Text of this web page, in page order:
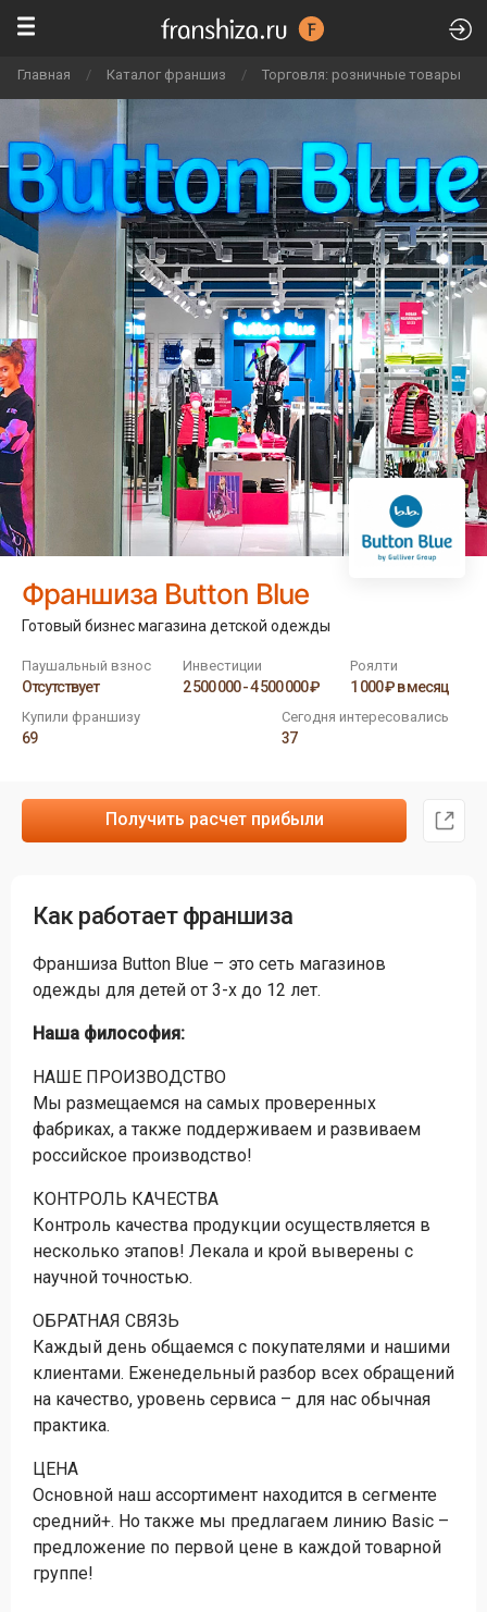
Главная / Каталог франшиз / Торговля: розничные товары
Франшиза Button Blue
Готовый бизнес магазина детской одежды
Паушальный взнос
Отсутствует
Инвестиции
2 500 000 - 4 500 000 ₽
Роялти
1 000 ₽ в месяц
Купили франшизу
69
Сегодня интересовались
37
Получить расчет прибыли
Как работает франшиза
Франшиза Button Blue – это сеть магазинов
одежды для детей от 3-х до 12 лет.
Наша философия:
НАШЕ ПРОИЗВОДСТВО
Мы размещаемся на самых проверенных
фабриках, а также поддерживаем и развиваем
российское производство!
КОНТРОЛЬ КАЧЕСТВА
Контроль качества продукции осуществляется в
несколько этапов! Лекала и крой выверены с
научной точностью.
ОБРАТНАЯ СВЯЗЬ
Каждый день общаемся с покупателями и нашими
клиентами. Еженедельный разбор всех обращений
на качество, уровень сервиса – для нас обычная
практика.
ЦЕНА
Основной наш ассортимент находится в сегменте
средний+. Но также мы предлагаем линию Basic –
предложение по первой цене в каждой товарной
группе!